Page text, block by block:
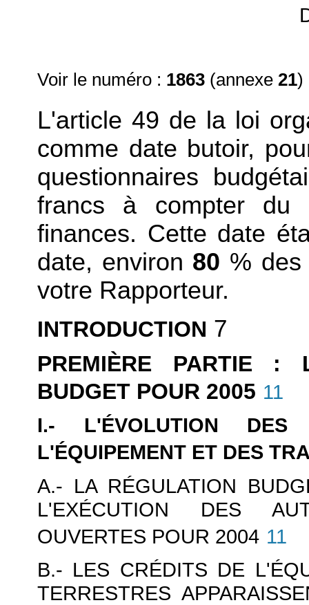
Voir le numéro : 1863 (annexe 21)
L'article 49 de la loi
comme date butoir,
questionnaires
francs à compter
finances. Cette date
date, environ 80 % des
votre Rapporteur.
INTRODUCTION 7
PREMIÈRE PARTIE :
BUDGET POUR 2005 11
I.- L'ÉVOLUTION
L'ÉQUIPEMENT ET DES
A.- LA RÉGULATION
L'EXÉCUTION DES
OUVERTES POUR 2004 11
B.- LES CRÉDITS DE
TERRESTRES